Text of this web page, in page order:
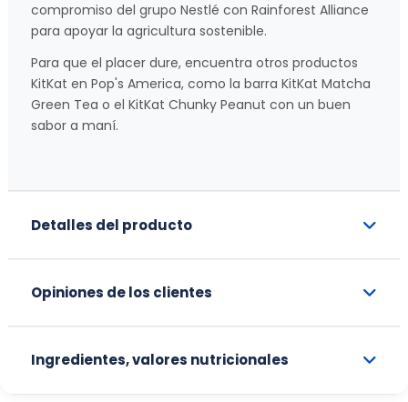
compromiso del grupo Nestlé con Rainforest Alliance
para apoyar la agricultura sostenible.
Para que el placer dure, encuentra otros productos
KitKat en Pop's America, como la barra KitKat Matcha
Green Tea o el KitKat Chunky Peanut con un buen
sabor a maní.
Detalles del producto
Opiniones de los clientes
Ingredientes, valores nutricionales